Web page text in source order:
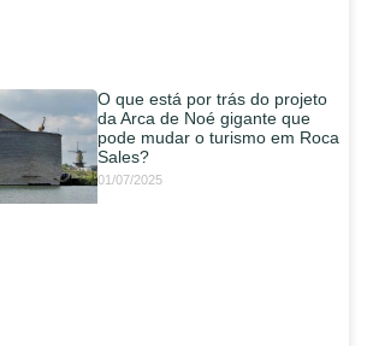
O que está por trás do projeto
da Arca de Noé gigante que
pode mudar o turismo em Roca
Sales?
01/07/2025